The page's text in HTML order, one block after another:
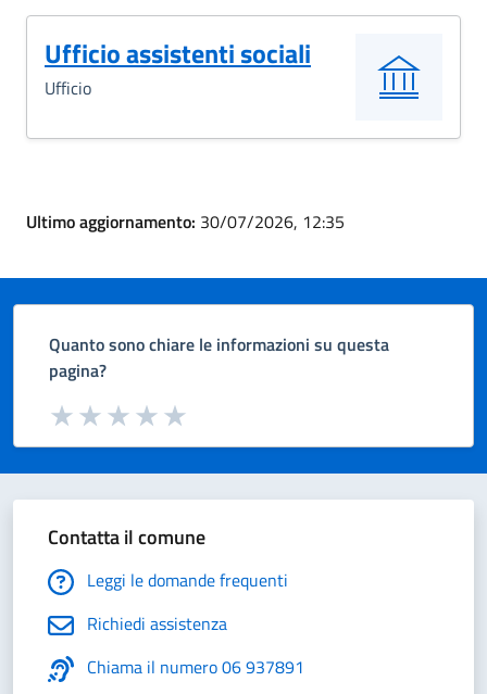
Ufficio assistenti sociali
Ufficio
Ultimo aggiornamento: 30/07/2026, 12:35
Quanto sono chiare le informazioni su questa
pagina?
Valuta da 1 a 5 stelle la pagina
Valuta 5 stelle su 5
Valuta 4 stelle su 5
Valuta 3 stelle su 5
Valuta 2 stelle su 5
Valuta 1 stelle su 5
Contatta il comune
Leggi le domande frequenti
Richiedi assistenza
Chiama il numero 06 937891